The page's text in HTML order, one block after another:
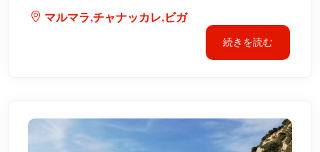
マルマラ,チャナッカレ,ビガ
続きを読む